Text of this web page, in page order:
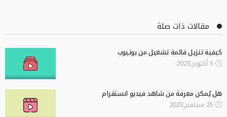
مقالات ذات صلة
كيفية تنزيل قائمة تشغيل من يوتيوب
5 أكتوبر,2023
هل يُمكن معرفة من شاهد فيديو انستقرام
25 سبتمبر,2023